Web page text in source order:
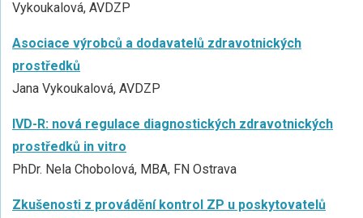
Vykoukalová, AVDZP
Asociace výrobců a dodavatelů zdravotnických
prostředků
Jana Vykoukalová, AVDZP
IVD-R: nová regulace diagnostických zdravotnických
prostředků in vitro
PhDr. Nela Chobolová, MBA, FN Ostrava
Zkušenosti z provádění kontrol ZP u poskytovatelů